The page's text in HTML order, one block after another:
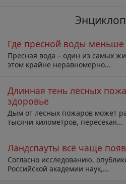
Где пресной воды меньше
Пресная вода – один из самых
этом крайне неравномерно...
Длинная тень лесных
здоровье
Дым от лесных пожаров может
тысячи километров, пересекая...
Ландспауты всё чаще
Согласно исследованию,
Российской академии наук,...